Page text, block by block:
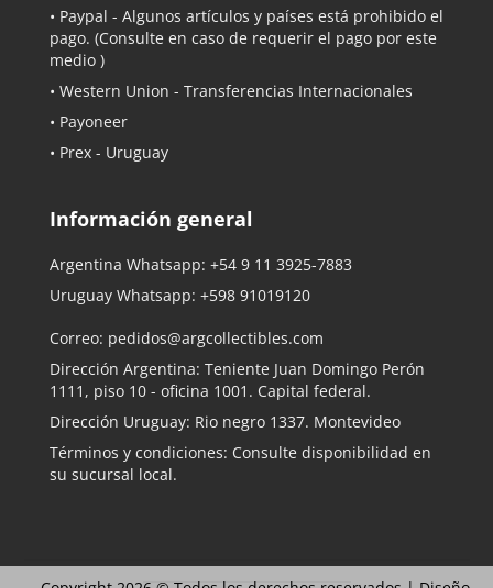
• Paypal - Algunos artículos y países está prohibido el
pago. (Consulte en caso de requerir el pago por este
medio )
• Western Union - Transferencias Internacionales
• Payoneer
• Prex - Uruguay
Información general
Argentina Whatsapp: +54 9 11 3925-7883
Uruguay Whatsapp: +598 91019120
Correo: pedidos@argcollectibles.com
Dirección Argentina: Teniente Juan Domingo Perón
1111, piso 10 - oficina 1001. Capital federal.
Dirección Uruguay: Rio negro 1337. Montevideo
Términos y condiciones: Consulte disponibilidad en
su sucursal local.